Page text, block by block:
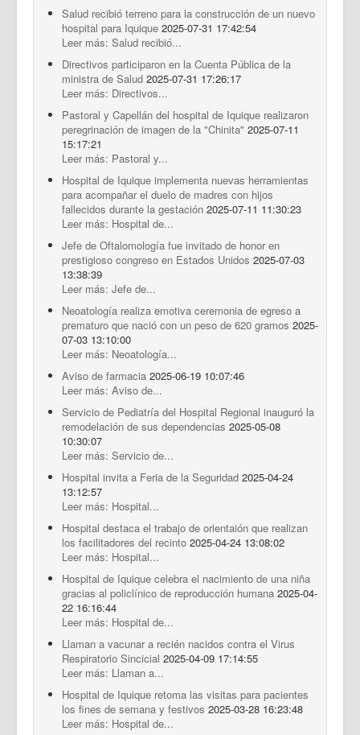
Salud recibió terreno para la construcción de un nuevo
hospital para Iquique 2025-07-31 17:42:54
Leer más: Salud recibió...
Directivos participaron en la Cuenta Pública de la
ministra de Salud 2025-07-31 17:26:17
Leer más: Directivos...
Pastoral y Capellán del hospital de Iquique realizaron
peregrinación de imagen de la "Chinita" 2025-07-11
15:17:21
Leer más: Pastoral y...
Hospital de Iquique implementa nuevas herramientas
para acompañar el duelo de madres con hijos
fallecidos durante la gestación 2025-07-11 11:30:23
Leer más: Hospital de...
Jefe de Oftalomología fue invitado de honor en
prestigioso congreso en Estados Unidos 2025-07-03
13:38:39
Leer más: Jefe de...
Neoatología realiza emotiva ceremonia de egreso a
prematuro que nació con un peso de 620 gramos 2025-
07-03 13:10:00
Leer más: Neoatología...
Aviso de farmacia 2025-06-19 10:07:46
Leer más: Aviso de...
Servicio de Pediatría del Hospital Regional inauguró la
remodelación de sus dependencias 2025-05-08
10:30:07
Leer más: Servicio de...
Hospital invita a Feria de la Seguridad 2025-04-24
13:12:57
Leer más: Hospital...
Hospital destaca el trabajo de orientaión que realizan
los facilitadores del recinto 2025-04-24 13:08:02
Leer más: Hospital...
Hospital de Iquique celebra el nacimiento de una niña
gracias al policlínico de reproducción humana 2025-04-
22 16:16:44
Leer más: Hospital de...
Llaman a vacunar a recién nacidos contra el Virus
Respiratorio Sincicial 2025-04-09 17:14:55
Leer más: Llaman a...
Hospital de Iquique retoma las visitas para pacientes
los fines de semana y festivos 2025-03-28 16:23:48
Leer más: Hospital de...